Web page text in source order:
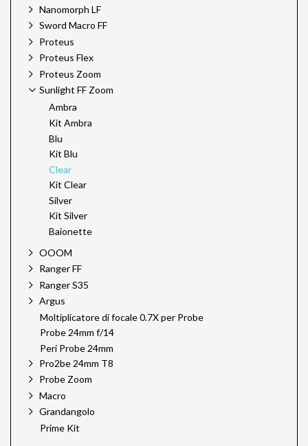
Nanomorph LF
Sword Macro FF
Proteus
Proteus Flex
Proteus Zoom
Sunlight FF Zoom
Ambra
Kit Ambra
Blu
Kit Blu
Clear
Kit Clear
Silver
Kit Silver
Baionette
OOOM
Ranger FF
Ranger S35
Argus
Moltiplicatore di focale 0.7X per Probe
Probe 24mm f/14
Peri Probe 24mm
Pro2be 24mm T8
Probe Zoom
Macro
Grandangolo
Prime Kit